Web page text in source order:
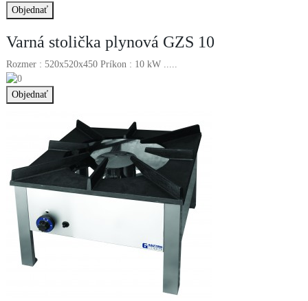
Varná stolička plynová GZS 10
Rozmer : 520x520x450 Príkon : 10 kW .....